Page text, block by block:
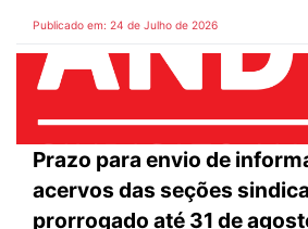
Publicado em: 24 de Julho de 2026
Prazo para envio de
acervos das seções
prorrogado até 31 de